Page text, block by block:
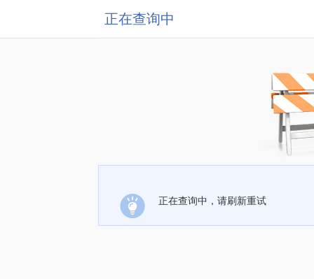
正在查询中
正在查询中，请刷新重试